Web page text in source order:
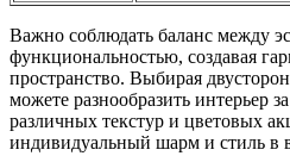
Важно соблюдать баланс между
функциональностью, создавая
пространство. Выбирая
можете разнообразить интерьер
различных текстур и цветовых
индивидуальный шарм и стиль в